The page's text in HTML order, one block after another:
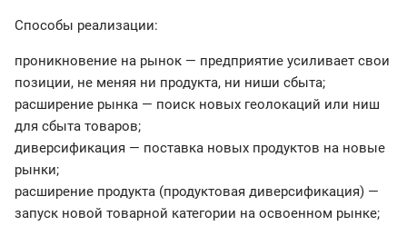
Способы реализации:
проникновение на рынок — предприятие усиливает свои
позиции, не меняя ни продукта, ни ниши сбыта;
расширение рынка — поиск новых геолокаций или ниш
для сбыта товаров;
диверсификация — поставка новых продуктов на новые
рынки;
расширение продукта (продуктовая диверсификация) —
запуск новой товарной категории на освоенном рынке;